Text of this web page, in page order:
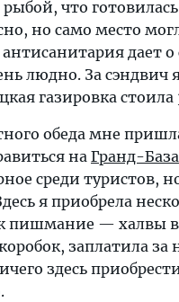
рыбой, что
но само место
дает о
людно. За сэндвич
газировка стоила
обеда мне
на Гранд-
среди туристов,
я приобрела
пишмание — халвы
заплатила за
здесь